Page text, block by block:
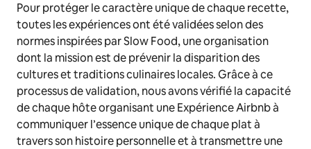
Pour protéger le caractère unique de chaque recette,
toutes les expériences ont été validées selon des
normes inspirées par Slow Food, une organisation
dont la mission est de prévenir la disparition des
cultures et traditions culinaires locales. Grâce à ce
processus de validation, nous avons vérifié la capacité
de chaque hôte organisant une Expérience Airbnb à
communiquer l’essence unique de chaque plat à
travers son histoire personnelle et à transmettre une